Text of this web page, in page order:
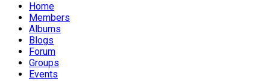
Home
Members
Albums
Blogs
Forum
Groups
Events